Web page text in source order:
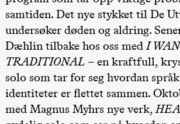
Lucky show
Lille scene
(Black Box
teater)
Fredag 2. oktober
Lucky:
Josephine
Kylén Collins
samtiden. Det nye stykket til De
undersøker døden og aldring.
Dæhlin tilbake hos oss medI
TRADITIONAL– en kraftfull,
solo som tar for seg hvordan
identiteter er flettet sammen.
med Magnus Myhrs nye verk,